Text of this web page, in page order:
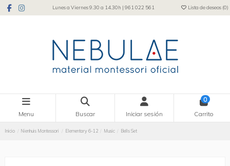
Lunes a Viernes 9.30 a 14.30h | 961 022 561 Lista de deseos (0)
Menu Buscar Iniciar sesión
0
Carrito
Inicio Nienhuis Montessori Elementary 6-12 Music Bells Set